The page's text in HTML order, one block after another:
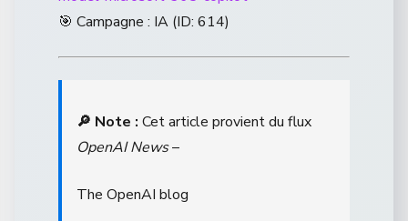
🎯 Campagne : IA (ID: 614)
🔎 Note : Cet article provient du flux
OpenAI News–
The OpenAI blog